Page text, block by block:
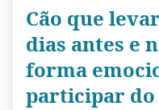
Cão que
dias antes e
forma
participar do